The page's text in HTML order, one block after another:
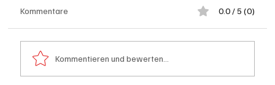
Kommentare 0.0 / 5 (0)
Kommentieren und bewerten...